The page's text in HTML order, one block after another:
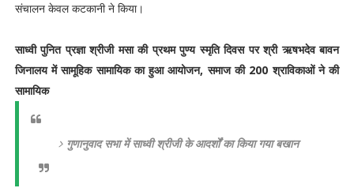
संचालन केवल कटकानी ने किया।
साध्वी पुनित प्रज्ञा श्रीजी मसा की प्रथम पुण्य स्मृति दिवस पर श्री ऋषभदेव बावन
जिनालय में सामूहिक सामायिक का हुआ आयोजन, समाज की 200 श्राविकाओं ने की
सामायिक
गुणानुवाद सभा में साध्वी श्रीजी के आदर्शों का किया गया बखान